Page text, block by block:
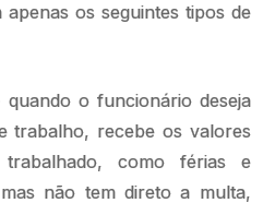
apenas os seguintes tipos de
quando o funcionário deseja
trabalho, recebe os valores
como férias e
não tem direto a multa,